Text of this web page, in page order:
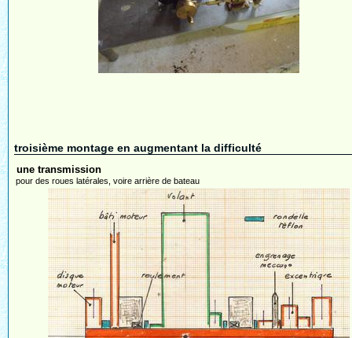
troisième montage en augmentant la difficulté
une transmission
pour des roues latérales, voire arrière de bateau